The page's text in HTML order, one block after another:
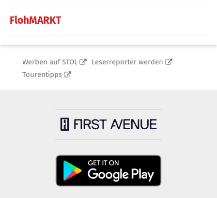
FlohMARKT
Werben auf STOL
Leserreporter werden
Tourentipps